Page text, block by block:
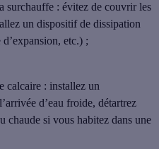
surchauffe : évitez de couvrir les
un dispositif de dissipation
etc.) ;
calcaire : installez un
d’eau froide, détartrez
chaude si vous habitez dans une